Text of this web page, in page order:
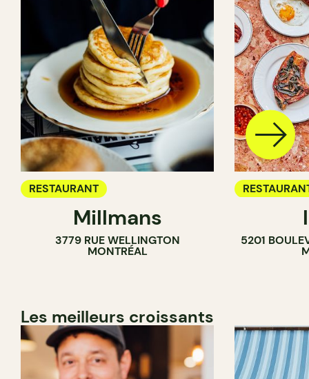
RESTAURANT
Millmans
3779 RUE WELLINGTON
MONTRÉAL
BAR À VIN
5201
Les meilleurs croissants